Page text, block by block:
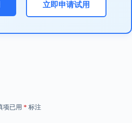
立即申请试用
项已用 * 标注